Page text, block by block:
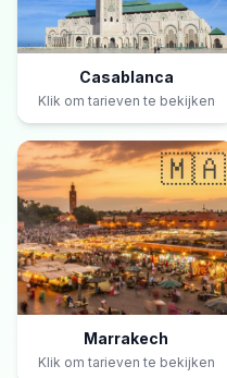
Casablanca
Klik om tarieven te bekijken
🇲🇦
Marrakech
Klik om tarieven te bekijken